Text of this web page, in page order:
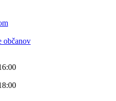
občanov